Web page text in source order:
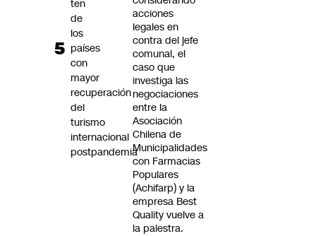
acciones
legales en
contra del jefe
comunal, el
caso que
investiga las
negociaciones
entre la
Asociación
Chilena de
Municipalidades
con Farmacias
Populares
(Achifarp) y la
empresa Best
Quality vuelve a
la palestra.
ten
de
los
países
con
mayor
recuperación
del
turismo
internacional
postpandemia